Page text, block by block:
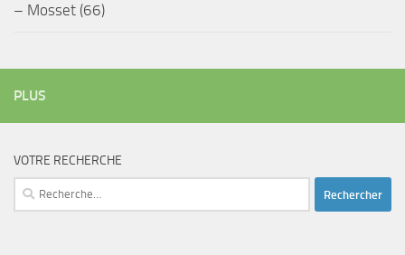
– Mosset (66)
PLUS
VOTRE RECHERCHE
Rechercher :